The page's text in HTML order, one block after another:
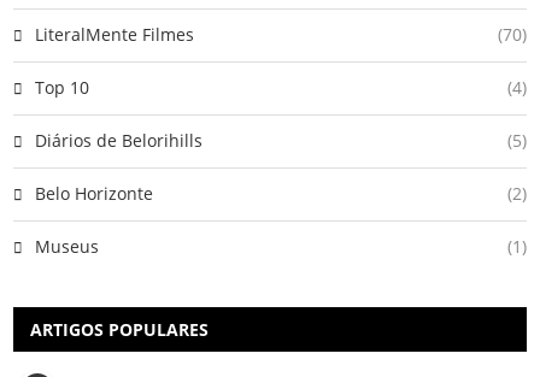
LiteralMente Filmes (70)
Top 10 (4)
Diários de Belorihills (5)
Belo Horizonte (2)
Museus (1)
ARTIGOS POPULARES